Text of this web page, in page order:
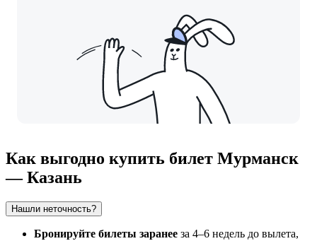
Как выгодно купить билет Мурманск
— Казань
Нашли неточность?
Бронируйте билеты заранее за 4–6 недель до вылета,